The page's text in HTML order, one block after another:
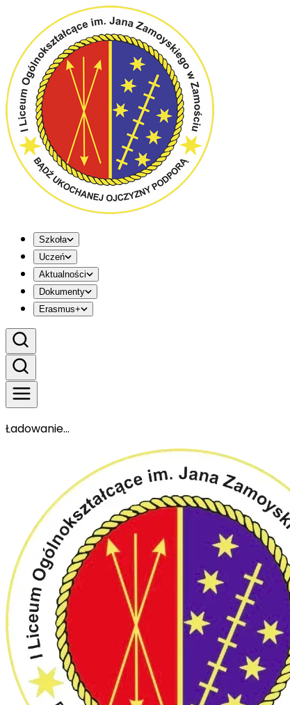
Szkoła
Uczeń
Aktualności
Dokumenty
Erasmus+
Ładowanie...